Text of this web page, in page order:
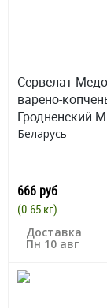
Сервелат
варено-
Гродненский
Беларусь
666 руб
(0.65 кг)
Доставка
Пн 10 авг